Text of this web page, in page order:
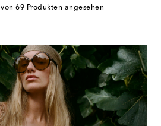
69 Produkten angesehen